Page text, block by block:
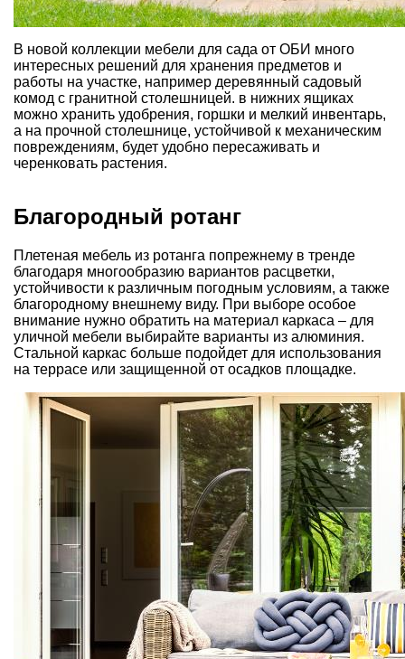
В новой коллекции мебели для сада от ОБИ много
интересных решений для хранения предметов и
работы на участке, например деревянный садовый
комод с гранитной столешницей. в нижних ящиках
можно хранить удобрения, горшки и мелкий инвентарь,
а на прочной столешнице, устойчивой к механическим
повреждениям, будет удобно пересаживать и
черенковать растения.
Благородный ротанг
Плетеная мебель из ротанга попрежнему в тренде
благодаря многообразию вариантов расцветки,
устойчивости к различным погодным условиям, а также
благородному внешнему виду. При выборе особое
внимание нужно обратить на материал каркаса – для
уличной мебели выбирайте варианты из алюминия.
Стальной каркас больше подойдет для использования
на террасе или защищенной от осадков площадке.